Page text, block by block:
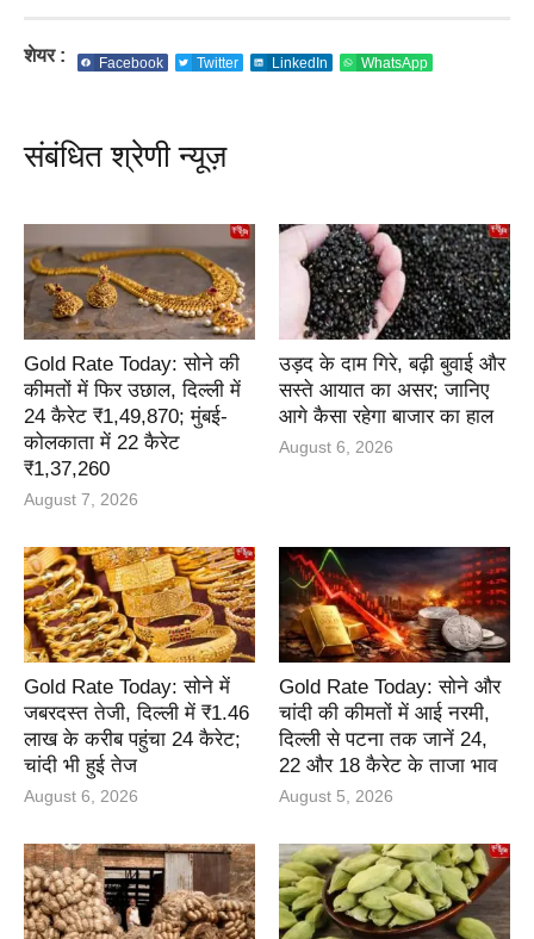
शेयर : Facebook Twitter LinkedIn WhatsApp
संबंधित श्रेणी न्यूज़
Gold Rate Today: सोने की
कीमतों में फिर उछाल, दिल्ली में
24 कैरेट ₹1,49,870; मुंबई-
कोलकाता में 22 कैरेट
₹1,37,260
August 7, 2026
उड़द के दाम गिरे, बढ़ी बुवाई और
सस्ते आयात का असर; जानिए
आगे कैसा रहेगा बाजार का हाल
August 6, 2026
Gold Rate Today: सोने में
जबरदस्त तेजी, दिल्ली में ₹1.46
लाख के करीब पहुंचा 24 कैरेट;
चांदी भी हुई तेज
August 6, 2026
Gold Rate Today: सोने और
चांदी की कीमतों में आई नरमी,
दिल्ली से पटना तक जानें 24,
22 और 18 कैरेट के ताजा भाव
August 5, 2026